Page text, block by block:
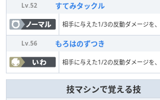
Lv.52 すてみタックル
相手に与えた1/3の反動ダメージを、
Lv.56 もろはのずつき
相手に与えた1/2の反動ダメージを、
技マシンで覚える技